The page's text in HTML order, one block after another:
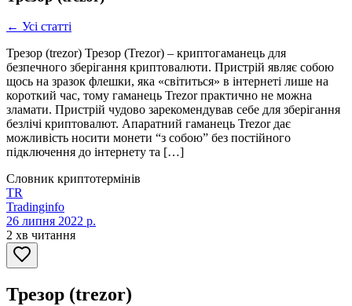
← Усі статті
Трезор (trezor) Трезор (Trezor) – криптогаманець для
безпечного зберігання криптовалюти. Пристрій являє собою
щось на зразок флешки, яка «світиться» в інтернеті лише на
короткий час, тому гаманець Trezor практично не можна
зламати. Пристрій чудово зарекомендував себе для зберігання
безлічі криптовалют. Апаратний гаманець Trezor дає
можливість носити монети “з собою” без постійного
підключення до інтернету та […]
Словник криптотермінів
TR
Tradinginfo
26 липня 2022 р.
2 хв читання
Трезор (trezor)